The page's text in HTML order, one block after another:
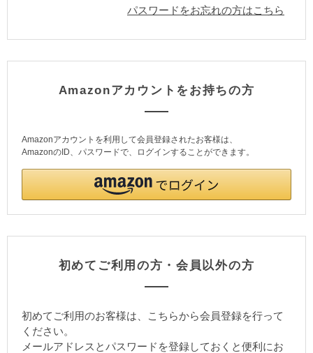
パスワードをお忘れの方はこちら
Amazonアカウントをお持ちの方
Amazonアカウントを利用して会員登録されたお客様は、
AmazonのID、パスワードで、ログインすることができます。
初めてご利用の方・会員以外の方
初めてご利用のお客様は、こちらから会員登録を行って
ください。
メールアドレスとパスワードを登録しておくと便利にお